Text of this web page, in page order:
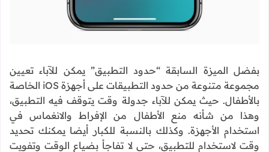
بفضل الميزة السابقة “حدود التطبيق” يمكن للآباء تعيين
مجموعة متنوعة من حدود التطبيقات على أجهزة iOS الخاصة
بالأطفال. حيث يمكن للآباء جدولة وقت يتوقف فيه التطبيق،
وهذا من شأنه منع الأطفال من الإفراط والانغماس في
استخدام الأجهزة. وكذلك بالنسبة للكبار أيضا يمكنك تحديد
وقت لاستخدام للتطبيق، حتى لا تفاجأ بضياع الوقت وتفويت